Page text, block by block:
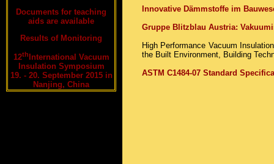
Documents for teaching
aids are available
Results of Monitoring
12th International Vacuum
Insulation Symposium
19. - 20. September 2015 in
Nanjing, China
Innovative Dämmstoffe im
Gruppe Blitzblau Austria:
High Performance Vacuum
the Built Environment, Building
ASTM C1484-07 Standard